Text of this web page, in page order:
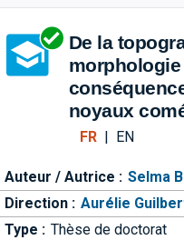
De la
noyaux
FR| EN
Auteur / Autrice : Selma
Direction : Aurélie
Type : Thèse de doctorat